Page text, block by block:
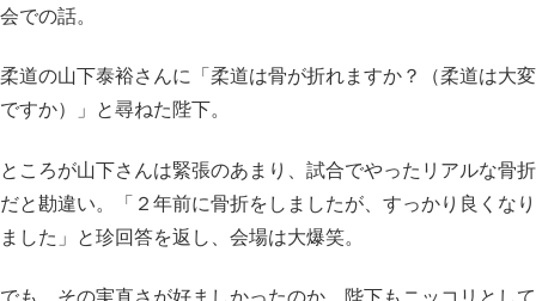
会での話。
柔道の山下泰裕さんに「柔道は骨が折れますか？（柔道は大変
ですか）」と尋ねた陛下。
ところが山下さんは緊張のあまり、試合でやったリアルな骨折
だと勘違い。「２年前に骨折をしましたが、すっかり良くなり
ました」と珍回答を返し、会場は大爆笑。